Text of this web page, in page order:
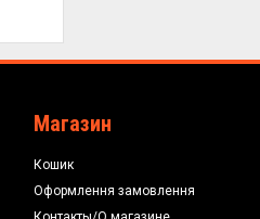
Магазин
Кошик
Оформлення замовлення